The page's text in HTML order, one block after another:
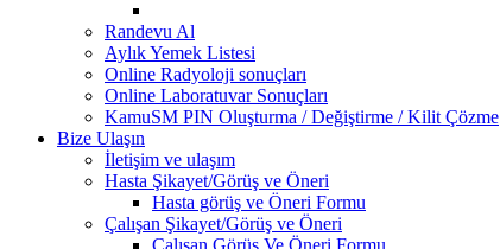
Randevu Al
Aylık Yemek Listesi
Online Radyoloji sonuçları
Online Laboratuvar Sonuçları
KamuSM PIN Oluşturma / Değiştirme / Kilit Çözme
Bize Ulaşın
İletişim ve ulaşım
Hasta Şikayet/Görüş ve Öneri
Hasta görüş ve Öneri Formu
Çalışan Şikayet/Görüş ve Öneri
Çalışan Görüş Ve Öneri Formu